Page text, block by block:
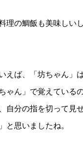
理の鯛飯も美味しい
えば、「坊ちゃん」
ちゃん」で覚えている
自分の指を切って見
と思いましたね。